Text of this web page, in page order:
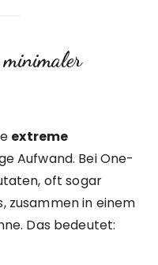
extreme
Aufwand. Bei One-
oft sogar
zusammen in einem
Das bedeutet: